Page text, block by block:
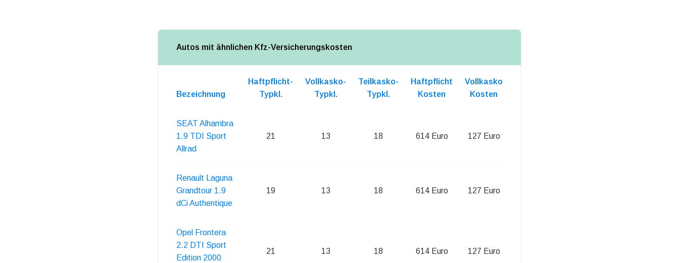
Autos mit ähnlichen Kfz-Versicherungskosten
Bezeichnung
Haftpflicht-
Typkl.
Vollkasko-
Typkl.
Teilkasko-
Typkl.
Haftpflicht
Kosten
Vollkasko
Kosten
SEAT Alhambra
1.9 TDI Sport
Allrad
21 13 18 614 Euro 127 Euro
Renault Laguna
Grandtour 1.9
dCi Authentique
19 13 18 614 Euro 127 Euro
Opel Frontera
2.2 DTI Sport
Edition 2000
21 13 18 614 Euro 127 Euro